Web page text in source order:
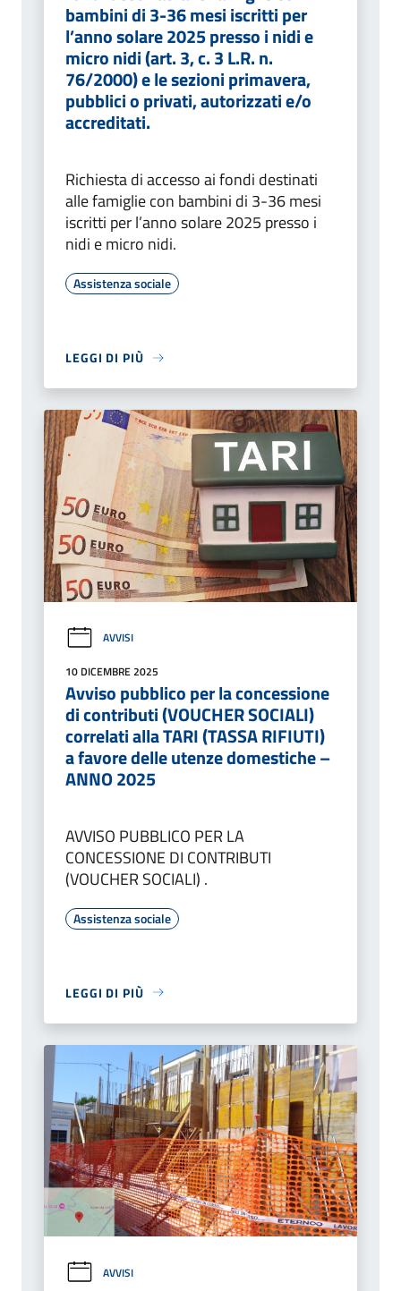
bambini di 3-36 mesi iscritti per
l’anno solare 2025 presso i nidi e
micro nidi (art. 3, c. 3 L.R. n.
76/2000) e le sezioni primavera,
pubblici o privati, autorizzati e/o
accreditati.
Richiesta di accesso ai fondi destinati
alle famiglie con bambini di 3-36 mesi
iscritti per l’anno solare 2025 presso i
nidi e micro nidi.
Assistenza sociale
LEGGI DI PIÙ
AVVISI
10 DICEMBRE 2025
Avviso pubblico per la concessione
di contributi (VOUCHER SOCIALI)
correlati alla TARI (TASSA RIFIUTI)
a favore delle utenze domestiche –
ANNO 2025
AVVISO PUBBLICO PER LA
CONCESSIONE DI CONTRIBUTI
(VOUCHER SOCIALI) .
Assistenza sociale
LEGGI DI PIÙ
AVVISI